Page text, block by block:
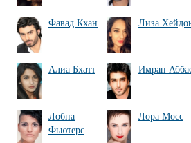
Фавад Кхан Лиза
Алиа Бхатт Имран
Лобна
Фьютерс
Лора Мосс